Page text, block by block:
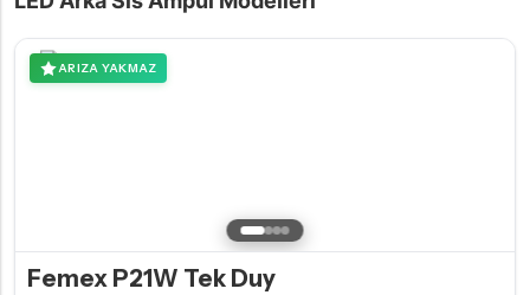
ARIZA YAKMAZ
Femex P21W Tek Duy